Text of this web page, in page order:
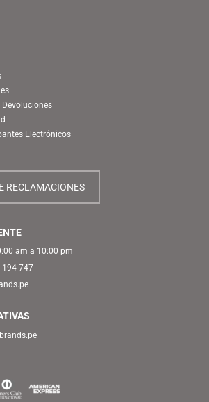
Electrónicos
RECLAMACIONES
am a 10:00 pm
194 747